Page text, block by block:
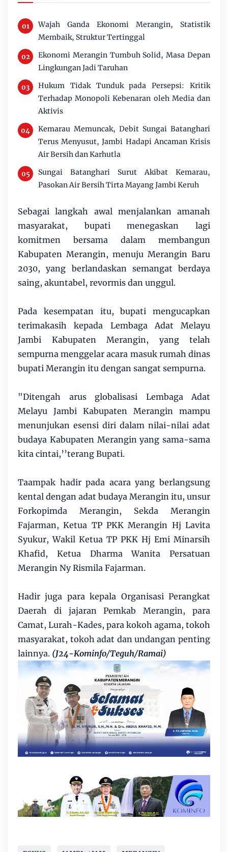
Wajah Ganda Ekonomi Merangin, Statistik
Membaik, Struktur Tertinggal
Ekonomi Merangin Tumbuh Solid, Masa Depan
Lingkungan Jadi Taruhan
Hukum Tidak Tunduk pada Persepsi: Kritik
Terhadap Monopoli Kebenaran oleh Media dan
Aktivis
Kemarau Memuncak, Debit Sungai Batanghari
Terus Menyusut, Jambi Hadapi Ancaman Krisis
Air Bersih dan Karhutla
Sungai Batanghari Surut Akibat Kemarau,
Pasokan Air Bersih Tirta Mayang Jambi Keruh
Sebagai langkah awal menjalankan amanah
masyarakat, bupati menegaskan lagi
komitmen bersama dalam membangun
Kabupaten Merangin, menuju Merangin Baru
2030, yang berlandaskan semangat berdaya
saing, akuntabel, revormis dan unggul.
Pada kesempatan itu, bupati mengucapkan
terimakasih kepada Lembaga Adat Melayu
Jambi Kabupaten Merangin, yang telah
sempurna menggelar acara masuk rumah dinas
bupati Merangin itu dengan sangat sempurna.
"Ditengah arus globalisasi Lembaga Adat
Melayu Jambi Kabupaten Merangin mampu
menunjukan esensi diri dalam nilai-nilai adat
budaya Kabupaten Merangin yang sama-sama
kita cintai,’’terang Bupati.
Taampak hadir pada acara yang berlangsung
kental dengan adat budaya Merangin itu, unsur
Forkopimda Merangin, Sekda Merangin
Fajarman, Ketua TP PKK Merangin Hj Lavita
Syukur, Wakil Ketua TP PKK Hj Emi Minarsih
Khafid, Ketua Dharma Wanita Persatuan
Merangin Ny Rismila Fajarman.
Hadir juga para kepala Organisasi Perangkat
Daerah di jajaran Pemkab Merangin, para
Camat, Lurah-Kades, para kokoh agama, tokoh
masyarakat, tokoh adat dan undangan penting
lainnya. (J24-Kominfo/Teguh/Ramai)